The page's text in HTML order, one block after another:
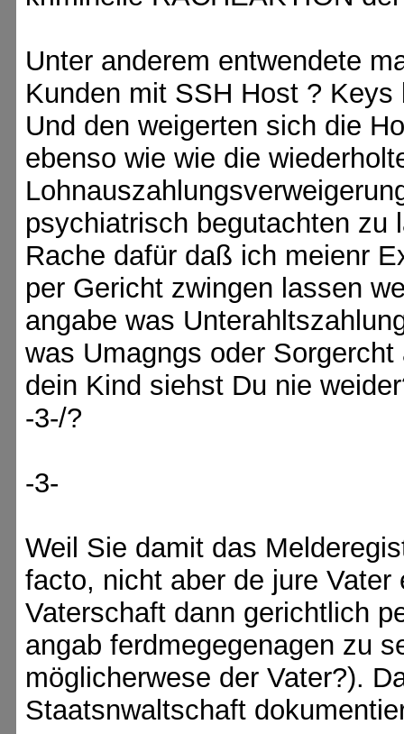
Unter anderem entwendete
Kunden mit SSH Host ?
Und den weigerten sich die
ebenso wie wie die
psychiatrisch begutachten
Rache dafür daß ich meienr
per Gericht zwingen lassen
angabe was
was Umagngs oder
dein Kind siehst Du nie
-3-/?
-3-
Weil Sie damit das
facto, nicht aber de jure
Vaterschaft dann gerichtlich
angab ferdmegegenagen zu
möglicherwese der Vater?).
Staatsnwaltschaft